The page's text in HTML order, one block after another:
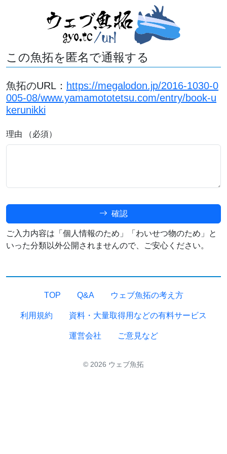
この魚拓を匿名で通報する
魚拓のURL： https://megalodon.jp/2016-1030-0
005-08/www.yamamototetsu.com/entry/book-u
kerunikki
理由 （必須）
確認
ご入力内容は「個人情報のため」「わいせつ物のため」と
いった分類以外公開されませんので、ご安心ください。
TOP Q&A ウェブ魚拓の考え方
利用規約 資料・大量取得用などの有料サービス
運営会社 ご意見など
© 2026 ウェブ魚拓